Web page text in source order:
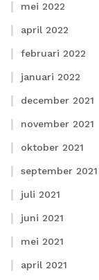
mei 2022
april 2022
februari 2022
januari 2022
december 2021
november 2021
oktober 2021
september 2021
juli 2021
juni 2021
mei 2021
april 2021